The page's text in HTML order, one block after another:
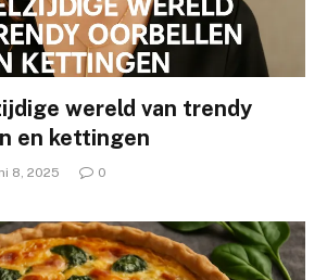
wereld van trendy
en kettingen
8, 2025 0